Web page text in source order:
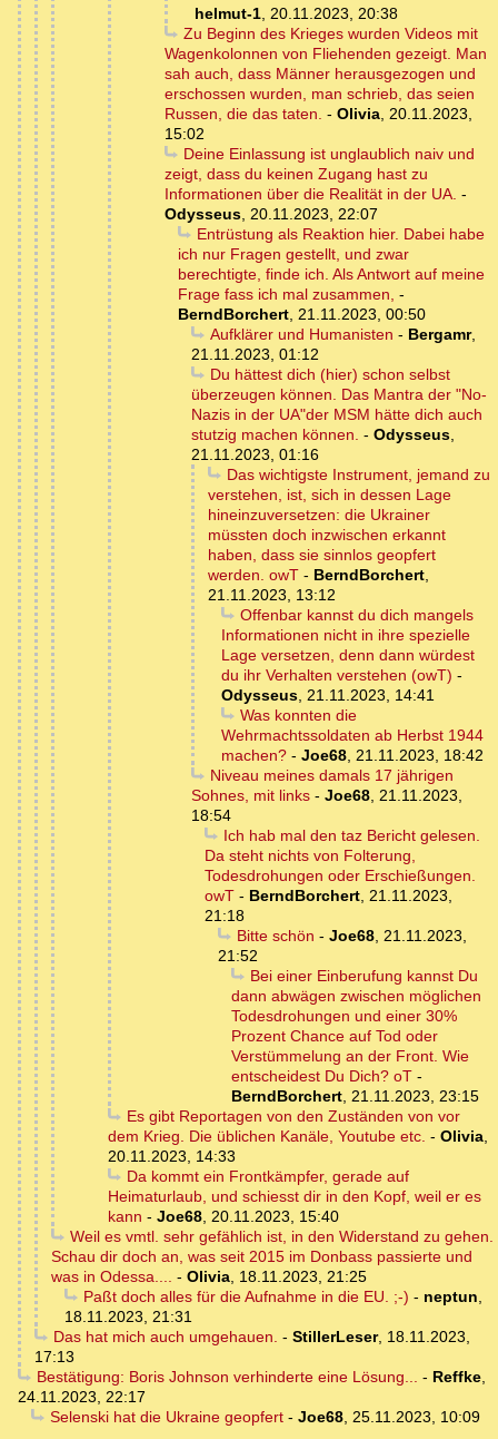
helmut-1, 20.11.2023, 20:38
Zu Beginn des Krieges wurden Videos mit
Wagenkolonnen von Fliehenden gezeigt. Man
sah auch, dass Männer herausgezogen und
erschossen wurden, man schrieb, das seien
Russen, die das taten. - Olivia, 20.11.2023,
15:02
Deine Einlassung ist unglaublich naiv und
zeigt, dass du keinen Zugang hast zu
Informationen über die Realität in der UA. -
Odysseus, 20.11.2023, 22:07
Entrüstung als Reaktion hier. Dabei habe
ich nur Fragen gestellt, und zwar
berechtigte, finde ich. Als Antwort auf meine
Frage fass ich mal zusammen, -
BerndBorchert, 21.11.2023, 00:50
Aufklärer und Humanisten - Bergamr,
21.11.2023, 01:12
Du hättest dich (hier) schon selbst
überzeugen können. Das Mantra der "No-
Nazis in der UA"der MSM hätte dich auch
stutzig machen können. - Odysseus,
21.11.2023, 01:16
Das wichtigste Instrument, jemand zu
verstehen, ist, sich in dessen Lage
hineinzuversetzen: die Ukrainer
müssten doch inzwischen erkannt
haben, dass sie sinnlos geopfert
werden. owT - BerndBorchert,
21.11.2023, 13:12
Offenbar kannst du dich mangels
Informationen nicht in ihre spezielle
Lage versetzen, denn dann würdest
du ihr Verhalten verstehen (owT) -
Odysseus, 21.11.2023, 14:41
Was konnten die
Wehrmachtssoldaten ab Herbst 1944
machen? - Joe68, 21.11.2023, 18:42
Niveau meines damals 17 jährigen
Sohnes, mit links - Joe68, 21.11.2023,
18:54
Ich hab mal den taz Bericht gelesen.
Da steht nichts von Folterung,
Todesdrohungen oder Erschießungen.
owT - BerndBorchert, 21.11.2023,
21:18
Bitte schön - Joe68, 21.11.2023,
21:52
Bei einer Einberufung kannst Du
dann abwägen zwischen möglichen
Todesdrohungen und einer 30%
Prozent Chance auf Tod oder
Verstümmelung an der Front. Wie
entscheidest Du Dich? oT -
BerndBorchert, 21.11.2023, 23:15
Es gibt Reportagen von den Zuständen von vor
dem Krieg. Die üblichen Kanäle, Youtube etc. - Olivia,
20.11.2023, 14:33
Da kommt ein Frontkämpfer, gerade auf
Heimaturlaub, und schiesst dir in den Kopf, weil er es
kann - Joe68, 20.11.2023, 15:40
Weil es vmtl. sehr gefählich ist, in den Widerstand zu gehen.
Schau dir doch an, was seit 2015 im Donbass passierte und
was in Odessa.... - Olivia, 18.11.2023, 21:25
Paßt doch alles für die Aufnahme in die EU. ;-) - neptun,
18.11.2023, 21:31
Das hat mich auch umgehauen. - StillerLeser, 18.11.2023,
17:13
Bestätigung: Boris Johnson verhinderte eine Lösung... - Reffke,
24.11.2023, 22:17
Selenski hat die Ukraine geopfert- Joe68, 25.11.2023, 10:09